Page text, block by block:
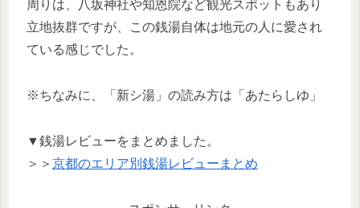
周りは、八坂神社や知恩院など観光スポットもあり
立地抜群ですが、この銭湯自体は地元の人に愛され
ている感じでした。
※ちなみに、「新シ湯」の読み方は「あたらしゆ」
▼銭湯レビューをまとめました。
＞＞ 京都のエリア別銭湯レビューまとめ